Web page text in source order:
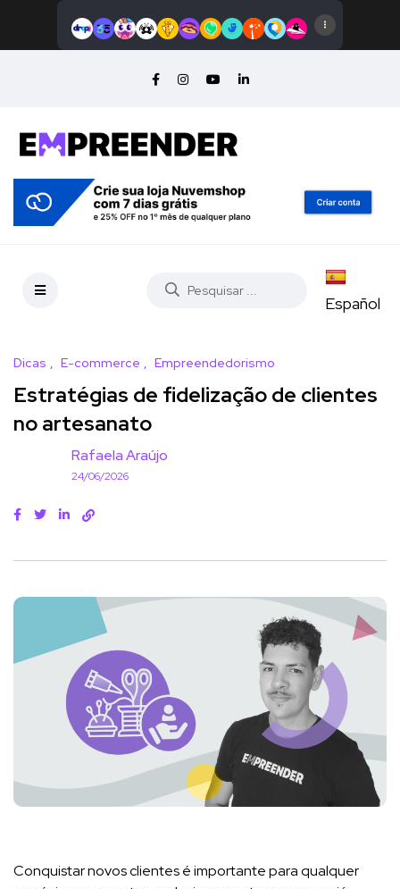
Español
Dicas E-commerce Empreendedorismo
Estratégias de fidelização de clientes
no artesanato
Rafaela Araújo
24/06/2026
Conquistar novos clientes é importante para qualquer